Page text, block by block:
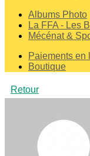
Albums Photo
La FFA - Les
Mécénat &
Paiements en
Boutique
Retour